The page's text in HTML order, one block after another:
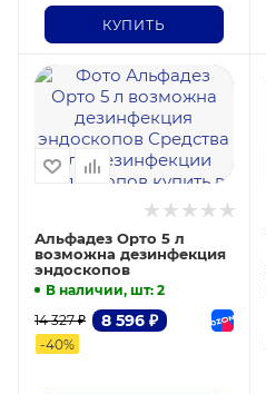
КУПИТЬ
Альфадез Орто 5 л
возможна дезинфекция
эндоскопов
В наличии, шт: 2
8 596 ₽
14 327₽
-40%